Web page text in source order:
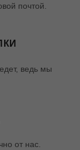
почтой.
ведь мы
от нас.